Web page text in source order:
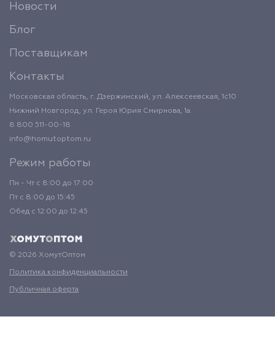
Новости
Блог
Поставщикам
Контакты
Московская область, г. Дзержинский, ул. Алексеевская, 1с10
Нижний Новгород, ул. Героя Юрия Смирнова, 1а
8 800 511-00-18
info@homutoptom.ru
Режим работы
Пн - Чт с 8:00 до 17:00
Пт с 8:00 до 15:45
Обед с 12:00 до 12:45
© 2026 ХомутОптом
Политика конфиденциальности
Публичная оферта